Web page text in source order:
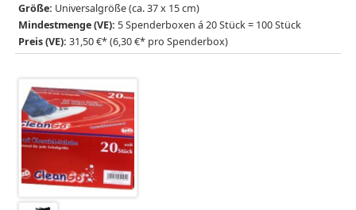
Größe: Universalgröße (ca. 37 x 15 cm)
Mindestmenge (VE): 5 Spenderboxen á 20 Stück = 100 Stück
Preis (VE): 31,50 €* (6,30 €* pro Spenderbox)